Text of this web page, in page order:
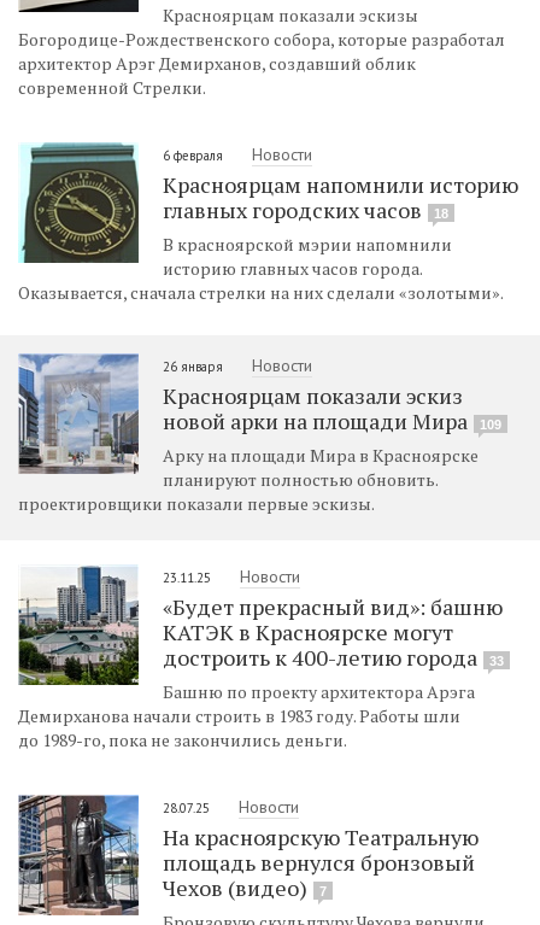
Красноярцам показали эскизы
Богородице-Рождественского собора, которые разработал
архитектор Арэг Демирханов, создавший облик
современной Стрелки.
6 февраля Новости
Красноярцам напомнили историю
главных городских часов
18
В красноярской мэрии напомнили
историю главных часов города.
Оказывается, сначала стрелки на них сделали «золотыми».
26 января Новости
Красноярцам показали эскиз
новой арки на площади Мира
109
Арку на площади Мира в Красноярске
планируют полностью обновить.
проектировщики показали первые эскизы.
23.11.25 Новости
«Будет прекрасный вид»: башню
КАТЭК в Красноярске могут
достроить к 400-летию города
33
Башню по проекту архитектора Арэга
Демирханова начали строить в 1983 году. Работы шли
до 1989-го, пока не закончились деньги.
28.07.25 Новости
На красноярскую Театральную
площадь вернулся бронзовый
Чехов (видео)
7